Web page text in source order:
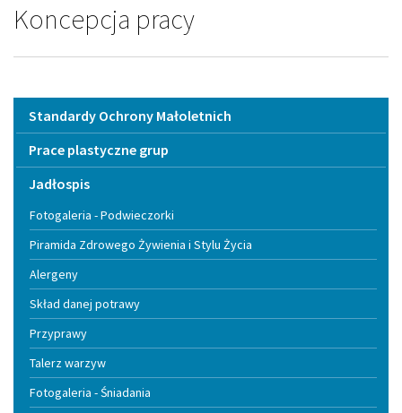
Koncepcja pracy
Menu
Standardy Ochrony Małoletnich
Prace plastyczne grup
Jadłospis
Fotogaleria - Podwieczorki
Piramida Zdrowego Żywienia i Stylu Życia
Alergeny
Skład danej potrawy
Przyprawy
Talerz warzyw
Fotogaleria - Śniadania